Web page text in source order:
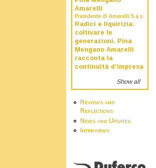
Amarelli
Presidente di Amarelli S.a.s.
Radici e liquirizia:
coltivare le
generazioni. Pina
Mengano Amarelli
racconta la
continuità d’impresa
Show all
Reviews and
Reflections
News and Updates
Interviews